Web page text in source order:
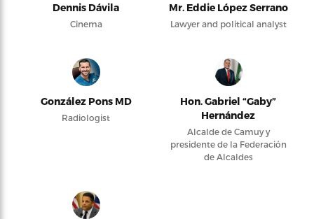
Dennis Dávila
Cinema
Mr. Eddie López Serrano
Lawyer and political analyst
González Pons MD
Radiologist
Hon. Gabriel “Gaby”
Hernández
Alcalde de Camuy y
presidente de la Federación
de Alcaldes